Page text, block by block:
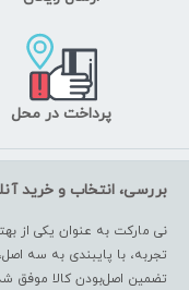
پرداخت در محل
بررسی، انتخاب و خرید
نی مارکت به عنوان یکی از
تضمین اصل‌بودن کالا موفق